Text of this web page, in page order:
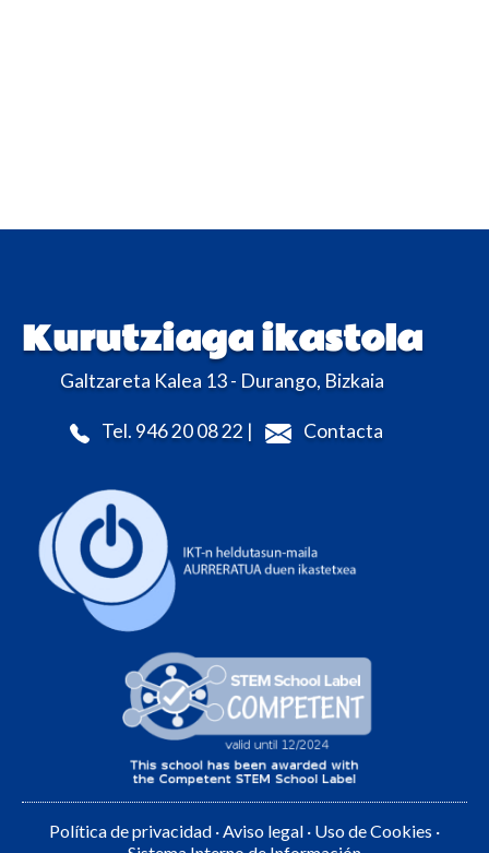
Kurutziaga ikastola
Galtzareta Kalea 13 - Durango, Bizkaia
Tel. 946 20 08 22 | Contacta
Política de privacidad ·Aviso legal · Uso de Cookies ·